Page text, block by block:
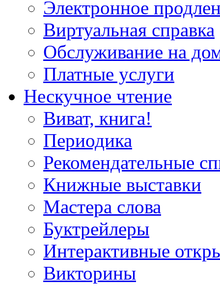
Электронное
Виртуальная справка
Обслуживание на
Платные услуги
Нескучное чтение
Виват, книга!
Периодика
Рекомендательные
Книжные выставки
Мастера слова
Буктрейлеры
Интерактивные
Викторины